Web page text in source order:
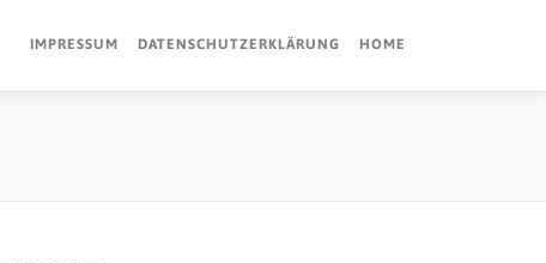
IMPRESSUM DATENSCHUTZERKLÄRUNG HOME